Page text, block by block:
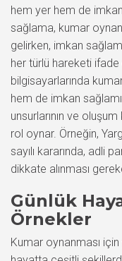
hem yer hem de
sağlama, kumar
gelirken, imkan
her türlü hareketi
bilgisayarlarında
hem de imkan
unsurlarının ve
rol oynar. Örneğin,
sayılı kararında, adli
dikkate alınması
Günlük
Örnekler
Kumar oynanması